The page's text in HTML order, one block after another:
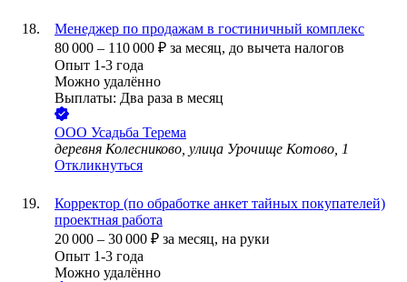
Менеджер по продажам в гостиничный комплекс
80 000 – 110 000 ₽ за месяц, до вычета налогов
Опыт 1-3 года
Можно удалённо
Выплаты: Два раза в месяц
ООО Усадьба Терема
деревня Колесниково, улица Урочище Котово, 1
Откликнуться
Корректор (по обработке анкет тайных покупателей)
проектная работа
20 000 – 30 000 ₽ за месяц, на руки
Опыт 1-3 года
Можно удалённо